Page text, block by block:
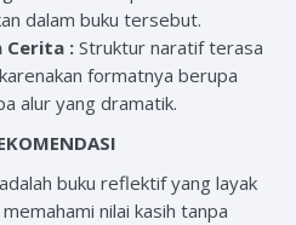
dalam buku tersebut.
Cerita :Struktur naratif terasa
formatnya berupa
alur yang dramatik.
buku reflektif yang layak
nilai kasih tanpa